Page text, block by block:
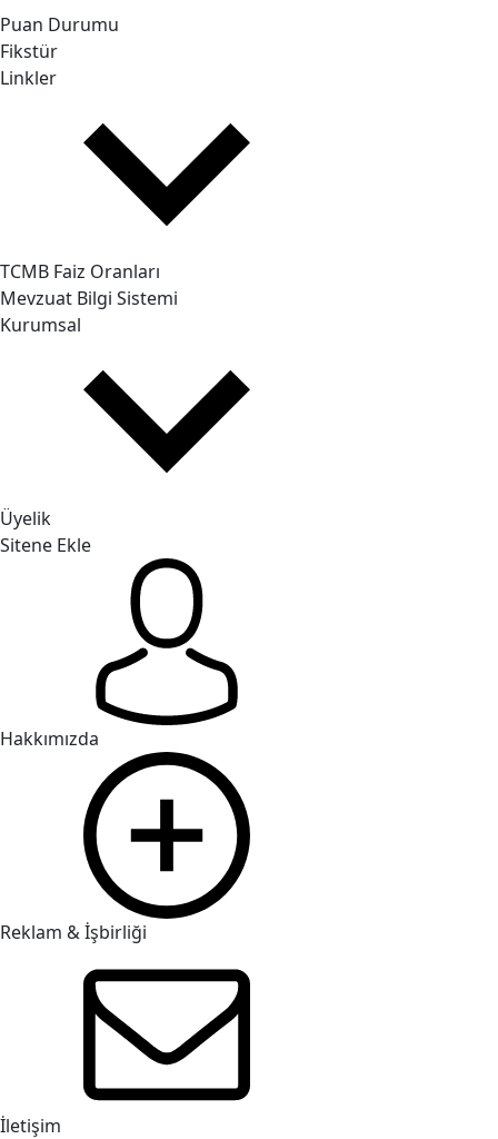
Puan Durumu
Fikstür
Linkler
TCMB Faiz Oranları
Mevzuat Bilgi Sistemi
Kurumsal
Üyelik
Sitene Ekle
Hakkımızda
Reklam & İşbirliği
İletişim